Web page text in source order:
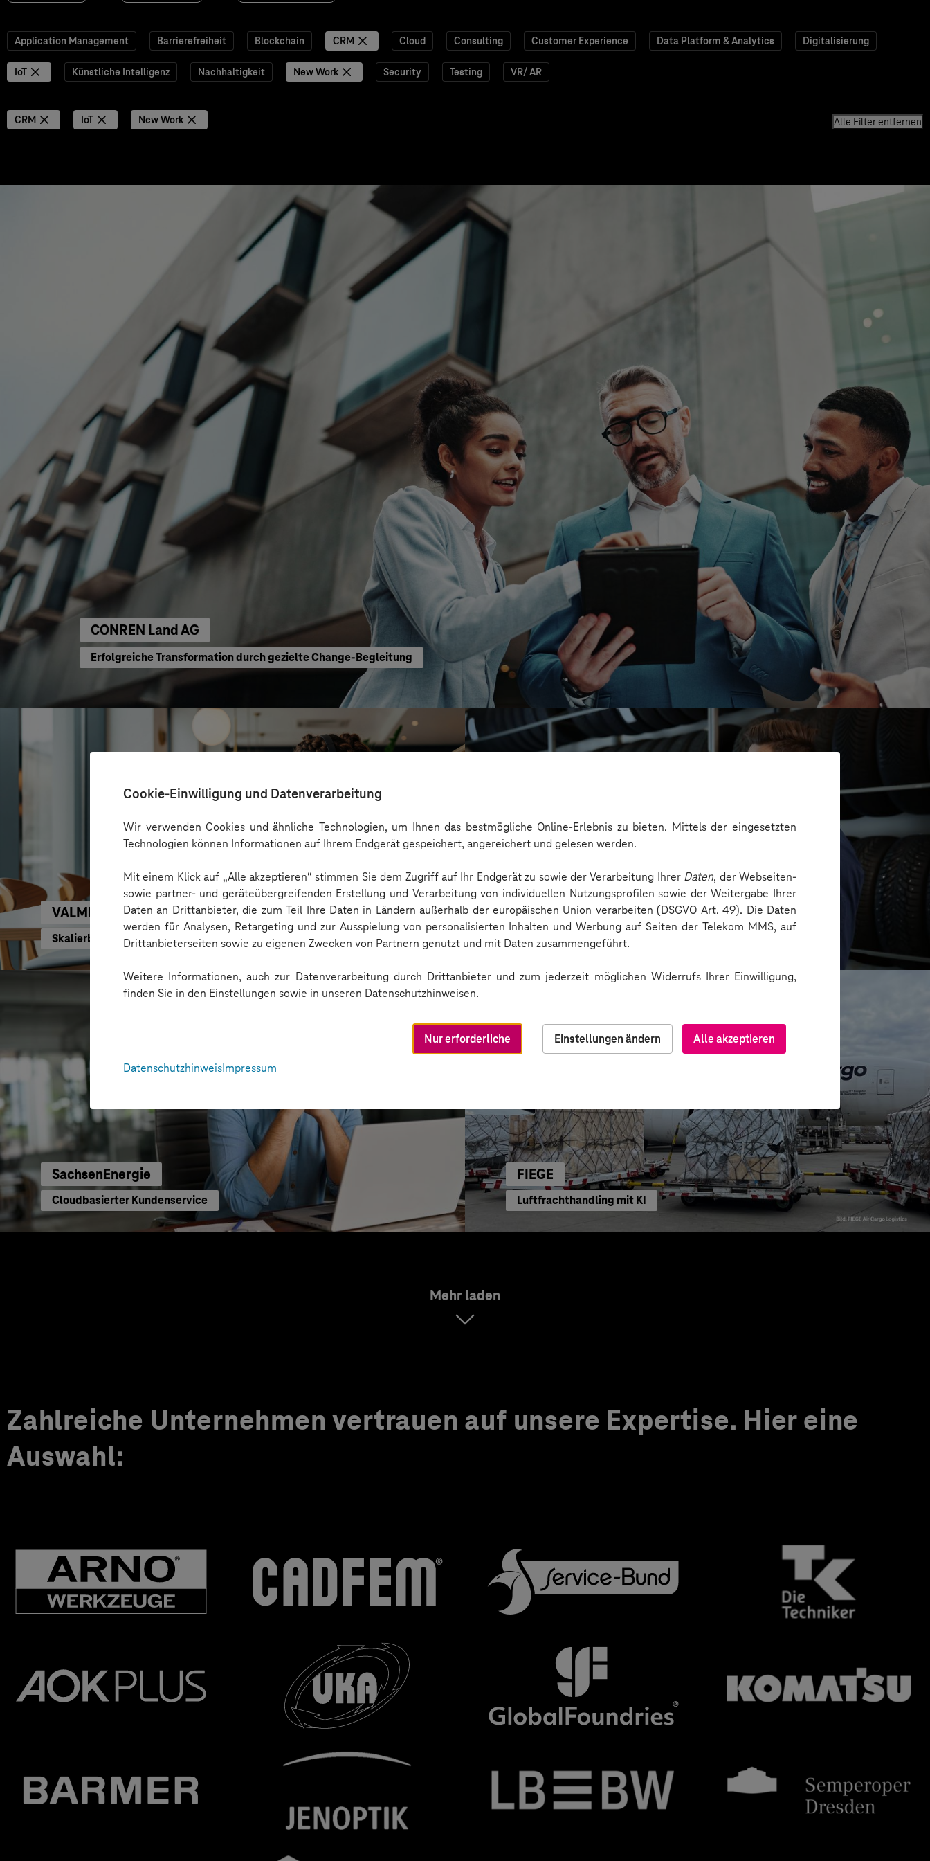
Cookie-Einwilligung und Datenverarbeitung
Wir verwenden Cookies und ähnliche Technologien, um Ihnen das bestmögliche Online-Erlebnis zu bieten. Mittels der eingesetzten
Technologien können Informationen auf Ihrem Endgerät gespeichert, angereichert und gelesen werden.
Mit einem Klick auf „Alle akzeptieren“ stimmen Sie dem Zugriff auf Ihr Endgerät zu sowie der Verarbeitung Ihrer Daten, der Webseiten-
sowie partner- und geräteübergreifenden Erstellung und Verarbeitung von individuellen Nutzungsprofilen sowie der Weitergabe Ihrer
Daten an Drittanbieter, die zum Teil Ihre Daten in Ländern außerhalb der europäischen Union verarbeiten (DSGVO Art. 49). Die Daten
werden für Analysen, Retargeting und zur Ausspielung von personalisierten Inhalten und Werbung auf Seiten der Telekom MMS, auf
Drittanbieterseiten sowie zu eigenen Zwecken von Partnern genutzt und mit Daten zusammengeführt.
Weitere Informationen, auch zur Datenverarbeitung durch Drittanbieter und zum jederzeit möglichen Widerrufs Ihrer Einwilligung,
finden Sie in den Einstellungen sowie in unseren Datenschutzhinweisen.
Alle akzeptieren
Nur erforderliche
Einstellungen ändern
DatenschutzhinweisImpressum
Application Management Barrierefreiheit Blockchain CRM Cloud Consulting Customer Experience Data Platform & Analytics Digitalisierung
IoT Künstliche Intelligenz Nachhaltigkeit New Work Security Testing VR/ AR
CRM IoT New Work Alle Filter entfernen
CONREN Land AG
Erfolgreiche Transformation durch gezielte Change-Begleitung
VALMIERA GLASS GROUP
Skalierbare Vertriebsplattform mit KI und Low-Code-Power
reifencom GmbH
Business GPT für eine sichere und effiziente KI-Nutzung
SachsenEnergie
Cloudbasierter Kundenservice
FIEGE
Luftfrachthandling mit KI
Mehr laden
Zahlreiche Unternehmen vertrauen auf unsere Expertise. Hier eine
Auswahl: